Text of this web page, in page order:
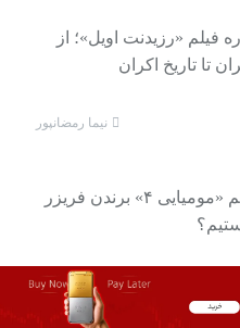
فیلم «رزیدنت اویل»؛ از
تا تاریخ اکران
نیما رمضانپور
چرا برای فیلم «مومیایی ۴» برندن فریزر
نیما رمضانپور